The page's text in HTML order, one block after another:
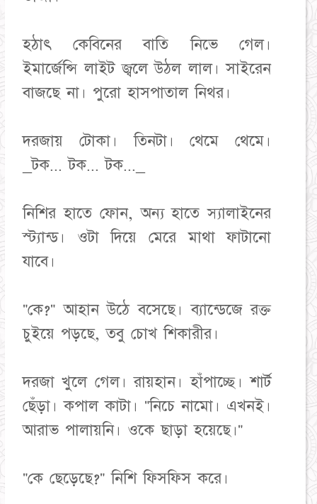
হঠাৎ কেবিনের বাতি নিভে গেল।
ইমার্জেন্সি লাইট জ্বলে উঠল লাল। সাইরেন
বাজছে না। পুরো হাসপাতাল নিথর।
দরজায় টোকা। তিনটা। থেমে থেমে।
_টক... টক... টক..._
নিশির হাতে ফোন, অন্য হাতে স্যালাইনের
স্ট্যান্ড। ওটা দিয়ে মেরে মাথা ফাটানো
যাবে।
"কে?" আহান উঠে বসেছে। ব্যান্ডেজে রক্ত
চুইয়ে পড়ছে, তবু চোখ শিকারীর।
দরজা খুলে গেল। রায়হান। হাঁপাচ্ছে। শার্ট
ছেঁড়া। কপাল কাটা। "নিচে নামো। এখনই।
আরাভ পালায়নি। ওকে ছাড়া হয়েছে।"
"কে ছেড়েছে?" নিশি ফিসফিস করে।